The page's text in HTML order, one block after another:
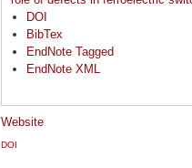
DOI
BibTex
EndNote Tagged
EndNote XML
Website
DOI